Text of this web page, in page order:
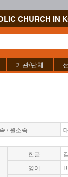
CHURCH IN
기관/단체
/ 원소속
한글
영어